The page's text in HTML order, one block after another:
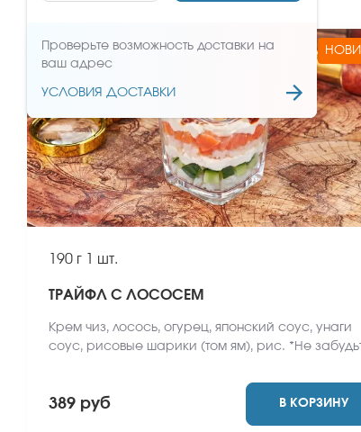
Проверьте возможность доставки на
ваш адрес
УСЛОВИЯ ДОСТАВКИ
190 г 1 шт.
ТРАЙФЛ С ЛОСОСЕМ
Крем чиз, лосось, огурец, японский соус, унаги
соус, рисовые шарики (том ям), рис. *Не
входят в стоимость заказа. *Внешний вид блюда
может отличаться от фото на сайте.
389 руб В КОРЗИНУ